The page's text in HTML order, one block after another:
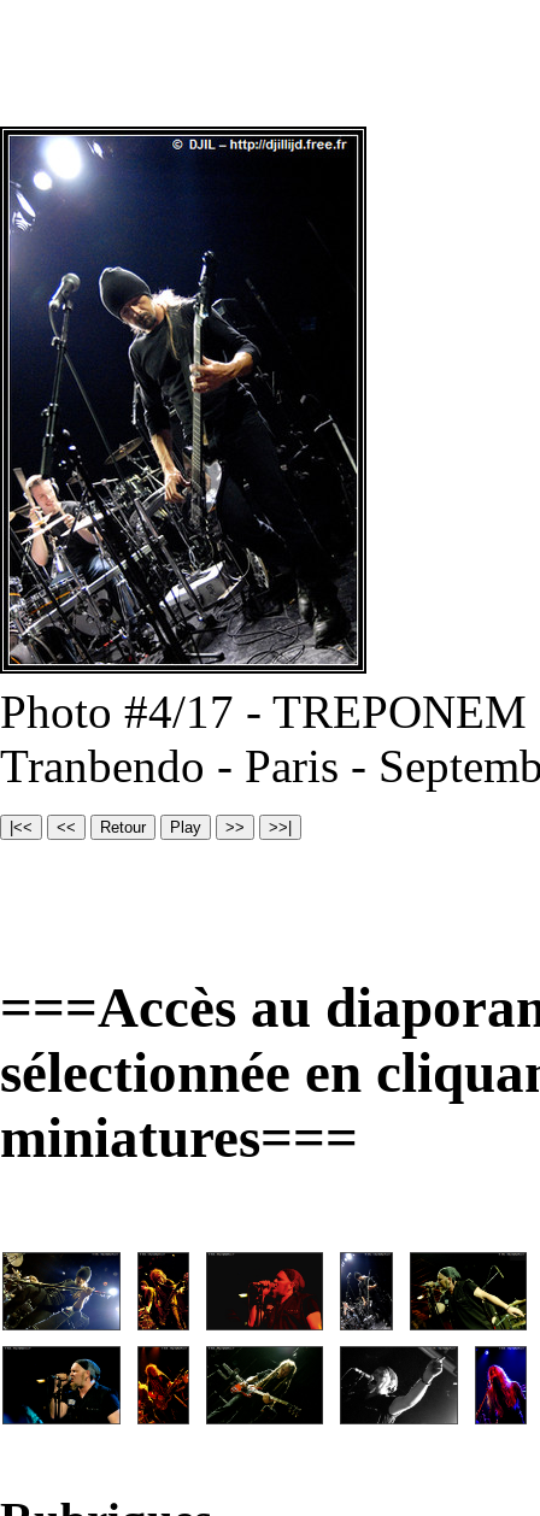
Photo #4/17 - TREPONEM
Tranbendo - Paris -
===Accès au
sélectionnée en
miniatures===